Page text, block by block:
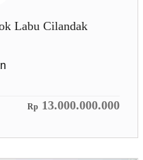
Labu Cilandak
Rp 13.000.000.000